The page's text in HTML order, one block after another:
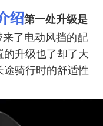
绍第一处升级是
来了电动风挡的配
升级也了却了大
骑行时的舒适性